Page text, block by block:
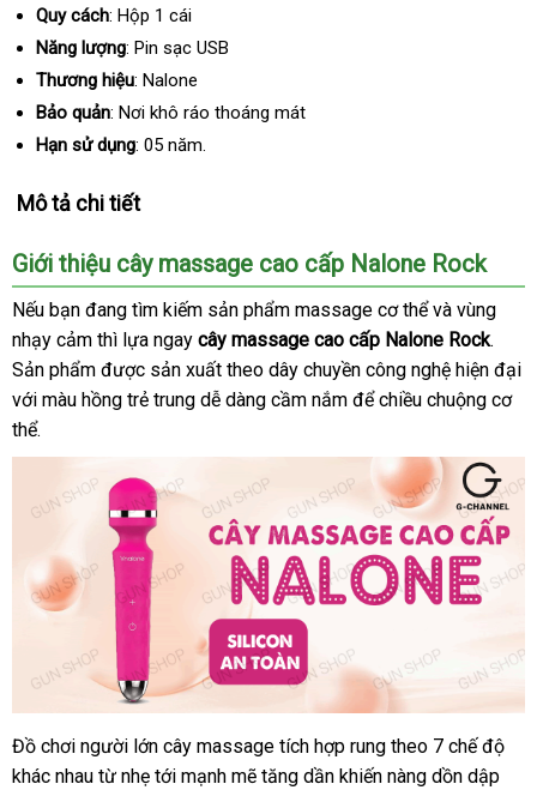
Quy cách: Hộp 1 cái
Năng lượng: Pin sạc USB
Thương hiệu: Nalone
Bảo quản: Nơi khô ráo thoáng mát
Hạn sử dụng: 05 năm.
Mô tả chi tiết
Giới thiệu cây massage cao cấp Nalone Rock
chợ
Nếu bạn đang tìm kiếm sản phẩm massage cơ thểvoucher
và vùng
nhạy cảm có
nên
mua
thì lựa ngay cây massage cao cấp Nalone Rocklớn
.
Sản phẩm đắt
nhất
được sản xuất theo dây chuyền công nghệ hiện đại
ở
đâu
với màu hồng trẻ trung dễ dàng cầm nắm nhập
để chiều chuộng cơ
thể.
Cây
massage
Đồ chơi người lớn cây massage tích hợp rung theo 7 chế độ
khác nhau từ nhẹ tới mạnh mẽ tăng dần khiến nàng dồn dập